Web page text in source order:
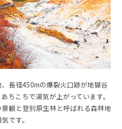
長径450mの爆裂火口跡が地獄谷
ちこちで湯気が上がっています。
観と登別原生林と呼ばれる森林地
です。